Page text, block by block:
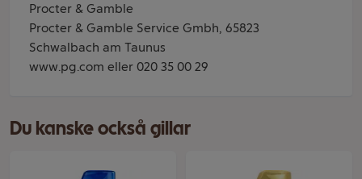
Procter & Gamble
Procter & Gamble Service Gmbh, 65823
Schwalbach am Taunus
www.pg.com eller 020 35 00 29
Du kanske också gillar